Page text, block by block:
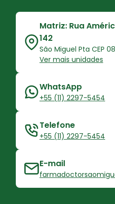
Matriz: Rua
142
São Miguel Pta CEP
Ver mais unidades
WhatsApp
+55 (11) 2297-5454
Telefone
+55 (11) 2297-5454
E-mail